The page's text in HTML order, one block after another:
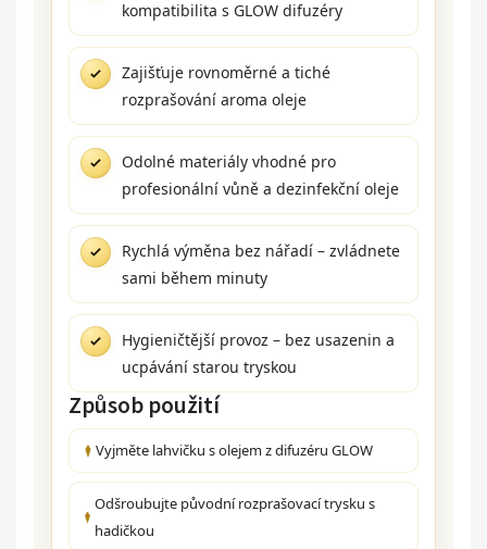
kompatibilita s GLOW difuzéry
Zajišťuje rovnoměrné a tiché
rozprašování aroma oleje
Odolné materiály vhodné pro
profesionální vůně a dezinfekční oleje
Rychlá výměna bez nářadí – zvládnete
sami během minuty
Hygieničtější provoz – bez usazenin a
ucpávání starou tryskou
Způsob použití
Vyjměte lahvičku s olejem z difuzéru GLOW
Odšroubujte původní rozprašovací trysku s
hadičkou